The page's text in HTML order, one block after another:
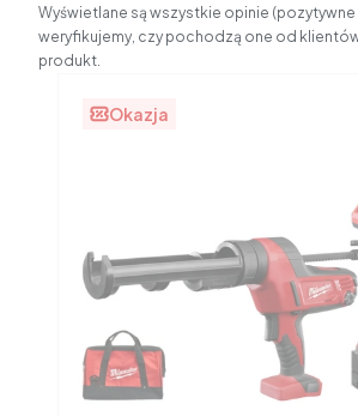
Wyświetlane są wszystkie opinie (pozytywne
weryfikujemy, czy pochodzą one od
produkt.
Okazja